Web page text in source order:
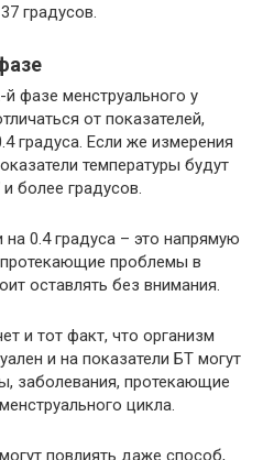
градусов.
фазе менструального у
от показателей,
градуса. Если же измерения
температуры будут
более градусов.
0.4 градуса – это напрямую
проблемы в
оставлять без внимания.
и тот факт, что организм
и на показатели БТ могут
заболевания, протекающие
цикла.
повлиять даже способ,